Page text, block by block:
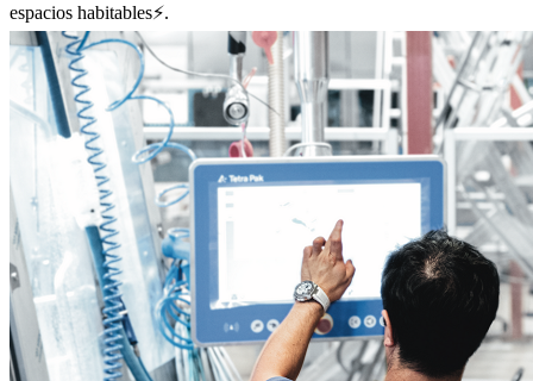
espacios habitables⚡️.